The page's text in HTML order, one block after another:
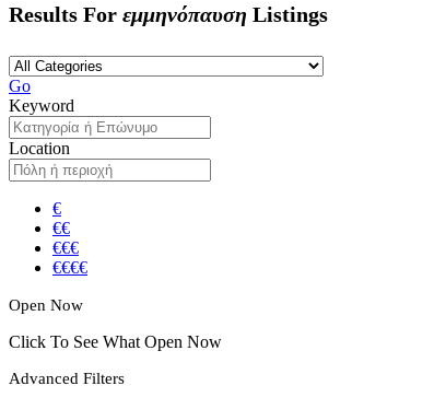
Results For εμμηνόπαυση Listings
Go
Keyword
Location
€
€€
€€€
€€€€
Open Now
Click To See What Open Now
Advanced Filters